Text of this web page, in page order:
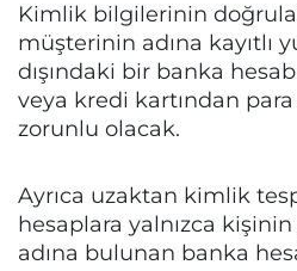
Kimlik bilgilerinin
müşterinin adına kayıtlı
dışındaki bir banka
veya kredi kartından para
zorunlu olacak.
Ayrıca uzaktan kimlik
hesaplara yalnızca
adına bulunan banka